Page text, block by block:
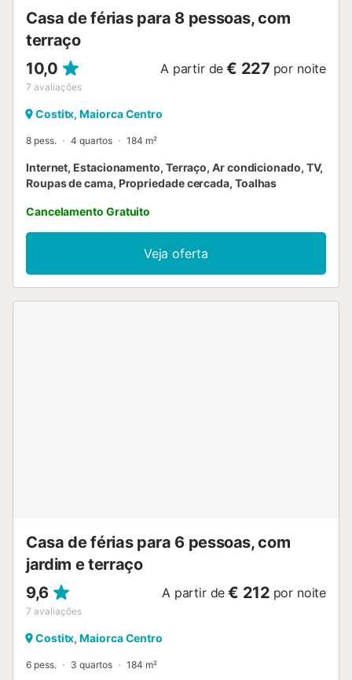
Casa de férias para 8 pessoas, com
terraço
10,0
7 avaliações
A partir de € 227 por noite
Costitx, Maiorca Centro
8 pess. 4 quartos 184 m²
Internet, Estacionamento, Terraço, Ar condicionado, TV,
Roupas de cama, Propriedade cercada, Toalhas
Cancelamento Gratuito
Veja oferta
Casa de férias para 6 pessoas, com
jardim e terraço
9,6
7 avaliações
A partir de € 212 por noite
Costitx, Maiorca Centro
6 pess. 3 quartos 184 m²